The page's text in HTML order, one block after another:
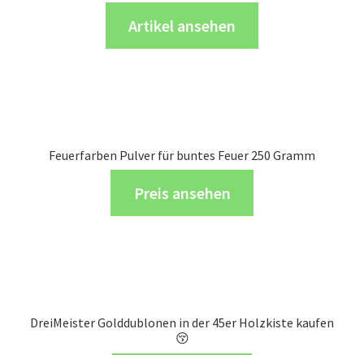
Artikel ansehen
Feuerfarben Pulver für buntes Feuer 250 Gramm
Preis ansehen
DreiMeister Golddublonen in der 45er Holzkiste kaufen
😚